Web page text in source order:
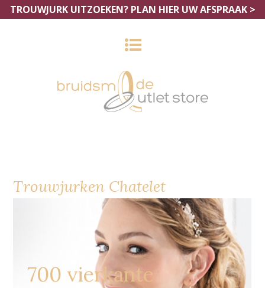
TROUWJURK UITZOEKEN? PLAN HIER UW AFSPRAAK >
Trouwjurken Chatelet
700 vierkante